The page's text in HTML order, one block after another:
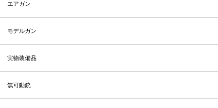
エアガン
モデルガン
実物装備品
無可動銃